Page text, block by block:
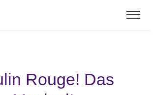
Rouge! Das